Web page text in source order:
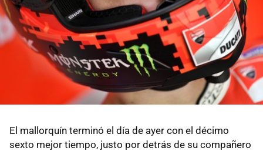
El mallorquín terminó el día de ayer con el décimo
sexto mejor tiempo, justo por detrás de su compañero